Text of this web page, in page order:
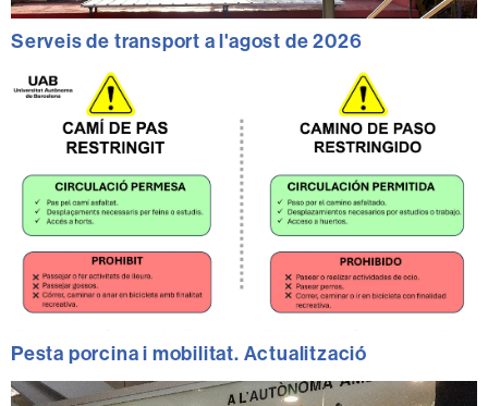
Serveis de transport a l'agost de 2026
Pesta porcina i mobilitat. Actualització